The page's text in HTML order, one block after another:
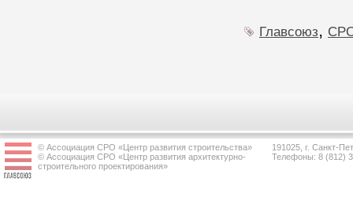
Главсоюз,
© Ассоциация СРО «Центр развития строительства»
© Ассоциация СРО «Центр развития архитектурно-
строительного проектирования»
191025, г. Санкт-
Телефоны: 8 (812)